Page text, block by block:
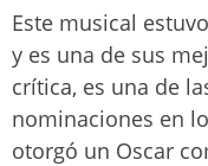
Este musical
y es una de sus
crítica, es una de
nominaciones en
otorgó un Oscar